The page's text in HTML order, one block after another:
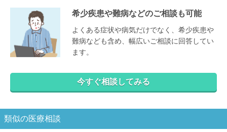
希少疾患や難病などのご相談も可能
よくある症状や病気だけでなく、希少疾患や
難病なども含め、幅広いご相談に回答してい
ます。
今すぐ相談してみる
類似の医療相談